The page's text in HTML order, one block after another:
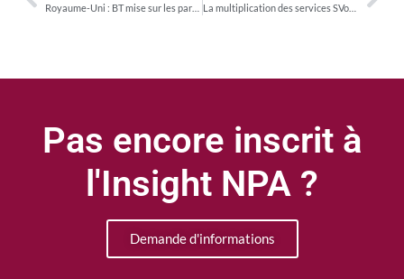
La multiplication des services SVoD thématiques en France
Pas encore inscrit à
l'Insight NPA ?
Demande d'informations